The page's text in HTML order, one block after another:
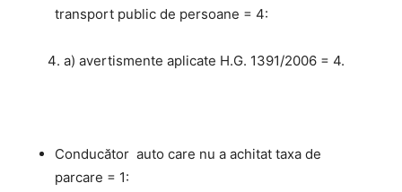
transport public de persoane = 4:
a) avertismente aplicate H.G. 1391/2006 = 4.
Conducător auto care nu a achitat taxa de
parcare = 1: